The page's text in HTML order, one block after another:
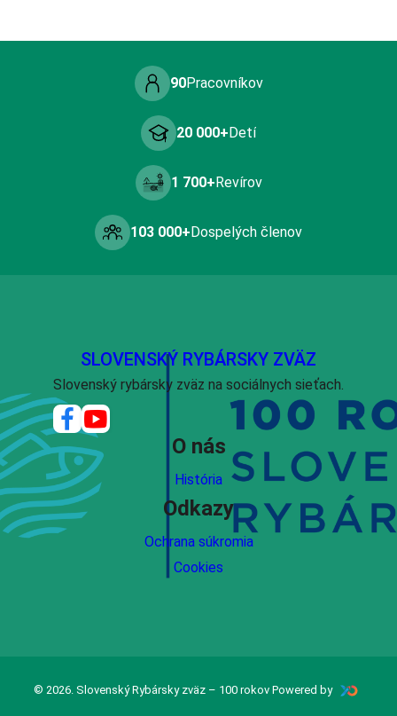
90Pracovníkov
20 000+Detí
1 700+Revírov
103 000+Dospelých členov
SLOVENSKÝ RYBÁRSKY ZVÄZ
Slovenský rybársky zväz na sociálnych sieťach.
O nás
História
Odkazy
Ochrana súkromia
Cookies
© 2026. Slovenský Rybársky zväz – 100 rokov Powered by